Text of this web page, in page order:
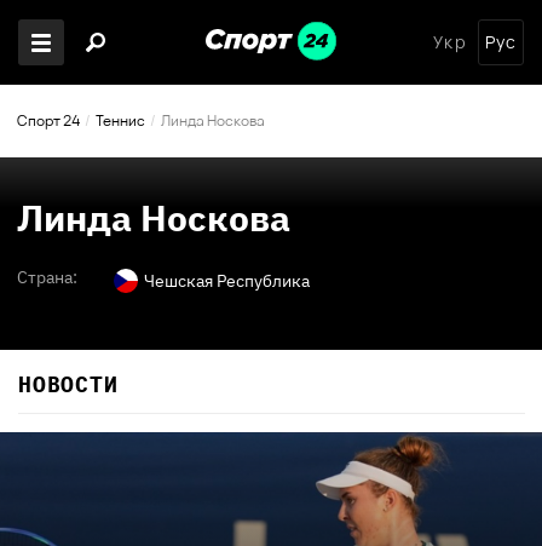
Укр Рус
Спорт 24 Теннис Линда Носкова
Линда Носкова
Страна: Чешская Республика
НОВОСТИ